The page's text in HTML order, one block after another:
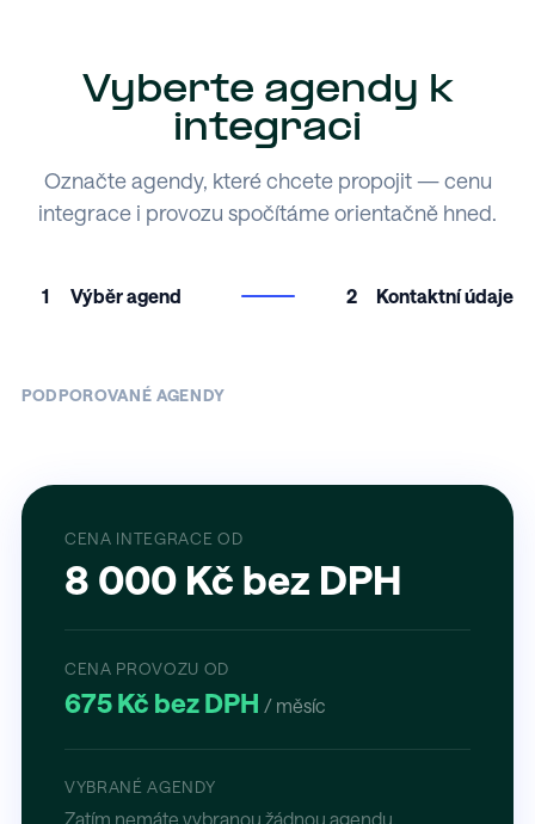
Vyberte agendy k
integraci
Označte agendy, které chcete propojit — cenu
integrace i provozu spočítáme orientačně hned.
1 Výběr agend 2 Kontaktní údaje
PODPOROVANÉ AGENDY
CENA INTEGRACE OD
8 000 Kč bez DPH
CENA PROVOZU OD
675 Kč bez DPH / měsíc
VYBRANÉ AGENDY
Zatím nemáte vybranou žádnou agendu.